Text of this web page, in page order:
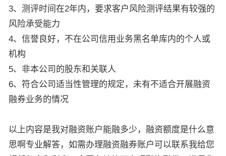
3、测评时间在2年内，要求客户风险测评结果有较强的
风险承受能力
4、信誉良好，不在公司信用业务黑名单库内的个人或
机构
5、非本公司的股东和关联人
6、符合公司适当性管理的规定，未有不适合开展融资
融券业务的情况
以上内容是我对融资账户能融多少，融资额度是什么意
思啊专业解答，如需办理融资融券账户可以联系我给您